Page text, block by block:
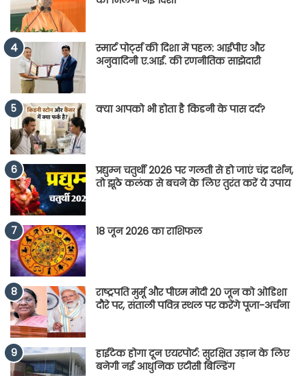
स्मार्ट पोर्ट्स की दिशा में पहल: आईपीए और
अनुवादिनी ए.आई. की रणनीतिक साझेदारी
क्या आपको भी होता है किडनी के पास दर्द?
प्रद्युम्न चतुर्थी 2026 पर गलती से हो जाएं चंद्र दर्शन,
तो झूठे कलंक से बचने के लिए तुरंत करें ये उपाय
18 जून 2026 का राशिफल
राष्ट्रपति मुर्मू और पीएम मोदी 20 जून को ओडिशा
दौरे पर, संताली पवित्र स्थल पर करेंगे पूजा-अर्चना
हाईटेक होगा दून एयरपोर्ट: सुरक्षित उड़ान के लिए
बनेगी नई आधुनिक एटीसी बिल्डिंग